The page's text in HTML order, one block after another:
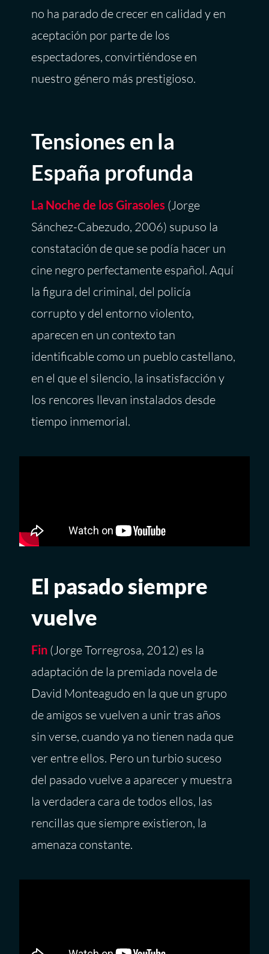
no ha parado de crecer en calidad y en
aceptación por parte de los
espectadores, convirtiéndose en
nuestro género más prestigioso.
Tensiones en la
España profunda
La Noche de los Girasoles (Jorge
Sánchez-Cabezudo, 2006) supuso la
constatación de que se podía hacer un
cine negro perfectamente español. Aquí
la figura del criminal, del policía
corrupto y del entorno violento,
aparecen en un contexto tan
identificable como un pueblo castellano,
en el que el silencio, la insatisfacción y
los rencores llevan instalados desde
tiempo inmemorial.
El pasado siempre
vuelve
Fin (Jorge Torregrosa, 2012) es la
adaptación de la premiada novela de
David Monteagudo en la que un grupo
de amigos se vuelven a unir tras años
sin verse, cuando ya no tienen nada que
ver entre ellos. Pero un turbio suceso
del pasado vuelve a aparecer y muestra
la verdadera cara de todos ellos, las
rencillas que siempre existieron, la
amenaza constante.